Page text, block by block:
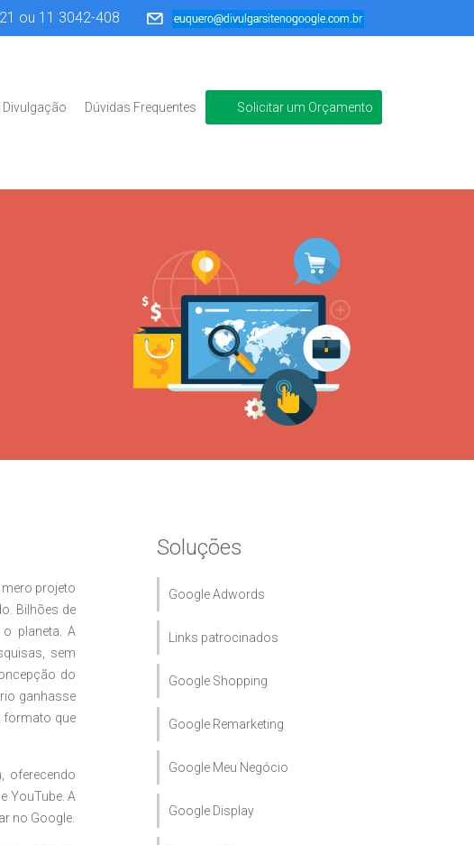
ou 11 3042-408
Divulgação Dúvidas Frequentes Solicitar um Orçamento
Soluções
Google Adwords
Links patrocinados
Google Shopping
Google Remarketing
Google Meu Negócio
Google Display
mero projeto
Bilhões de
planeta. A
sem
do
ganhasse
formato que
oferecendo
YouTube. A
no Google.